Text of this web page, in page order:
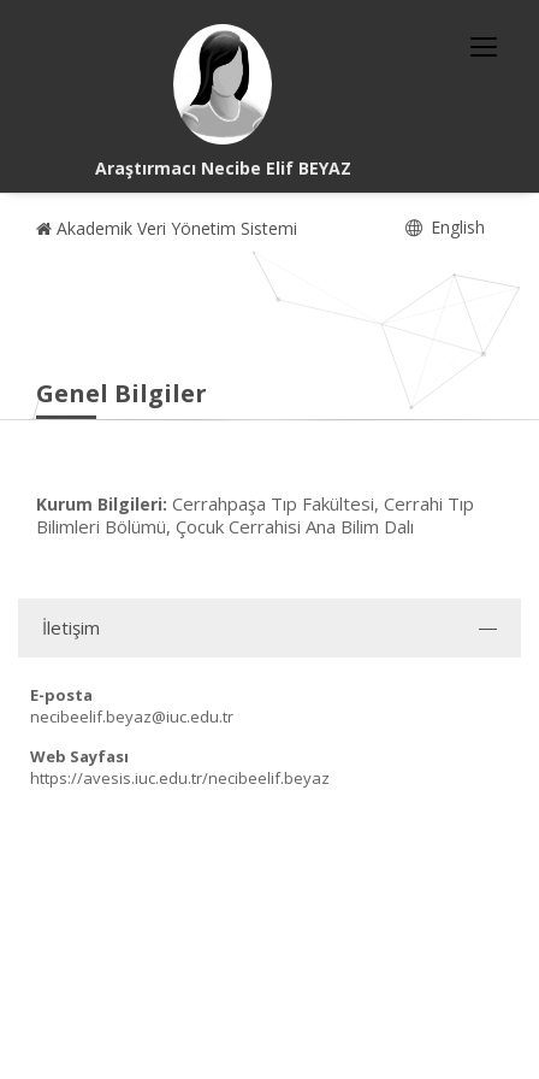
Araştırmacı Necibe Elif BEYAZ
Akademik Veri Yönetim Sistemi English
Genel Bilgiler
Kurum Bilgileri: Cerrahpaşa Tıp Fakültesi, Cerrahi Tıp
Bilimleri Bölümü, Çocuk Cerrahisi Ana Bilim Dalı
İletişim
E-posta
necibeelif.beyaz@iuc.edu.tr
Web Sayfası
https://avesis.iuc.edu.tr/necibeelif.beyaz